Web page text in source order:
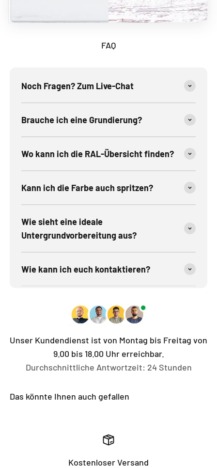
FAQ
Noch Fragen? Zum Live-Chat
Brauche ich eine Grundierung?
Wo kann ich die RAL-Übersicht finden?
Kann ich die Farbe auch spritzen?
Wie sieht eine ideale
Untergrundvorbereitung aus?
Wie kann ich euch kontaktieren?
Unser Kundendienst ist von Montag bis Freitag von
9.00 bis 18.00 Uhr erreichbar.
Durchschnittliche Antwortzeit: 24 Stunden
Das könnte Ihnen auch gefallen
Kostenloser Versand